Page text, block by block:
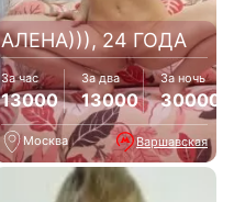
АЛЕНА))), 24 ГОДА
За час
13000
За два
13000
За ночь
30000
Москва Варшавская